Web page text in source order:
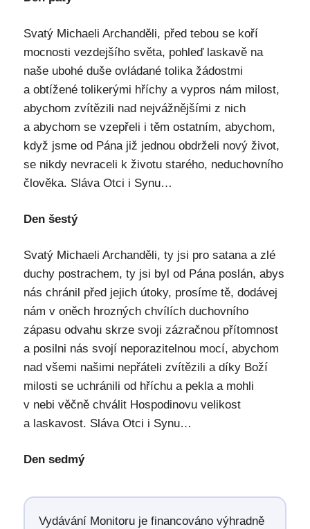
Svatý Michaeli Archanděli, před tebou se koří
mocnosti vezdejšího světa, pohleď laskavě na
naše ubohé duše ovládané tolika žádostmi
a obtížené tolikerými hříchy a vypros nám milost,
abychom zvítězili nad nejvážnějšími z nich
a abychom se vzepřeli i těm ostatním, abychom,
když jsme od Pána již jednou obdrželi nový život,
se nikdy nevraceli k životu starého, neduchovního
člověka. Sláva Otci i Synu…
Den šestý
Svatý Michaeli Archanděli, ty jsi pro satana a zlé
duchy postrachem, ty jsi byl od Pána poslán, abys
nás chránil před jejich útoky, prosíme tě, dodávej
nám v oněch hrozných chvílích duchovního
zápasu odvahu skrze svoji zázračnou přítomnost
a posilni nás svojí neporazitelnou mocí, abychom
nad všemi našimi nepřáteli zvítězili a díky Boží
milosti se uchránili od hříchu a pekla a mohli
v nebi věčně chválit Hospodinovu velikost
a laskavost. Sláva Otci i Synu…
Den sedmý
Vydávání Monitoru je financováno výhradně